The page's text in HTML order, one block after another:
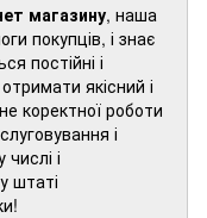
магазину, наша
покупців, і знає
постійні і
якісний і
коректної роботи
і
і
штаті